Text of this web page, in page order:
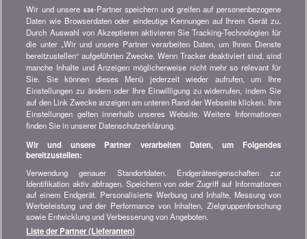
Newsletter bestellen
Treten Sie unserer Community bei
Bleiben Sie auf dem neuesten Stand, finden Sie alle Ratschläge
und Tipps zum Sparen auf:
Wissenswertes über bonus.ch
Wer ist bonus.ch? Wie funktionieren die Vergleiche?
Presseanfragen, Partnerschaften, Werbung...
Alle Informationen über bonus.ch
Wir und unsere 638-Partner speichern und greifen auf personenbezogene
Daten wie Browserdaten oder eindeutige Kennungen auf Ihrem Gerät zu.
Durch Auswahl von Akzeptieren aktivieren Sie Tracking-Technologien für
die unter „Wir und unsere Partner verarbeiten Daten, um Ihnen Dienste
bereitzustellen“ aufgeführten Zwecke. Wenn Tracker deaktiviert sind, sind
manche Inhalte und Anzeigen möglicherweise nicht mehr so relevant für
Sie. Sie können dieses Menü jederzeit wieder aufrufen, um Ihre
Einstellungen zu ändern oder Ihre Einwilligung zu widerrufen, indem Sie
auf den Link Zwecke anzeigen am unteren Rand der Webseite klicken. Ihre
Einstellungen gelten innerhalb unseres Website. Weitere Informationen
finden Sie in unserer Datenschutzerklärung.
Wir und unsere Partner verarbeiten Daten, um Folgendes
bereitzustellen:
Verwendung genauer Standortdaten. Endgeräteeigenschaften zur
Identifikation aktiv abfragen. Speichern von oder Zugriff auf Informationen
auf einem Endgerät. Personalisierte Werbung und Inhalte, Messung von
Werbeleistung und der Performance von Inhalten, Zielgruppenforschung
sowie Entwicklung und Verbesserung von Angeboten.
Liste der Partner (Lieferanten)